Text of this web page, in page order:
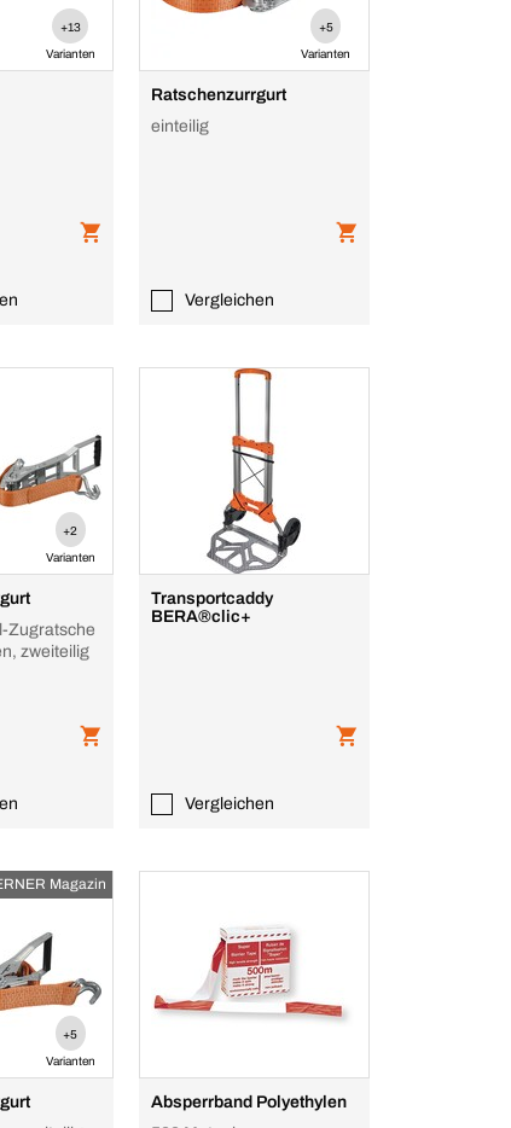
+13
Varianten
+5
Varianten
Ratschenzurrgurt
einteilig
Vergleichen
+2
Varianten
Zugratsche
zweiteilig
Transportcaddy
BERA®clic+
Vergleichen
Magazin
+5
Varianten
Absperrband Polyethylen